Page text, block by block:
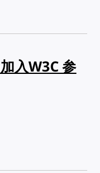
入W3C 参